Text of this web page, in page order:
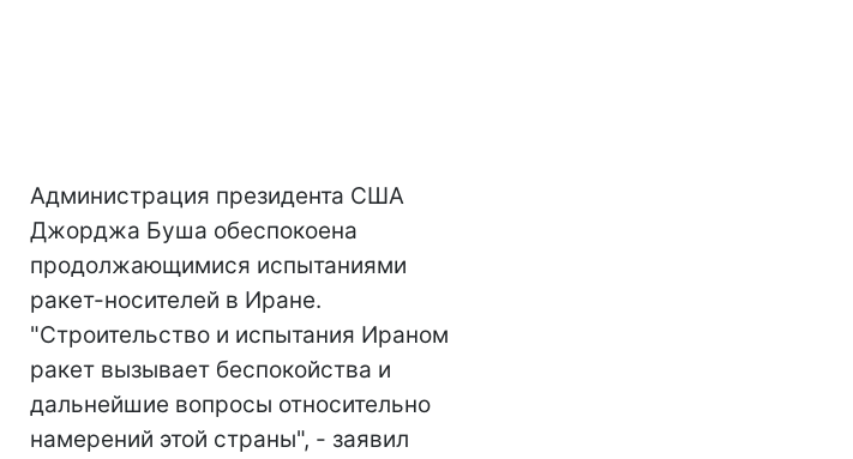
Администрация президента США
Джорджа Буша обеспокоена
продолжающимися испытаниями
ракет-носителей в Иране.
"Строительство и испытания Ираном
ракет вызывает беспокойства и
дальнейшие вопросы относительно
намерений этой страны", - заявил